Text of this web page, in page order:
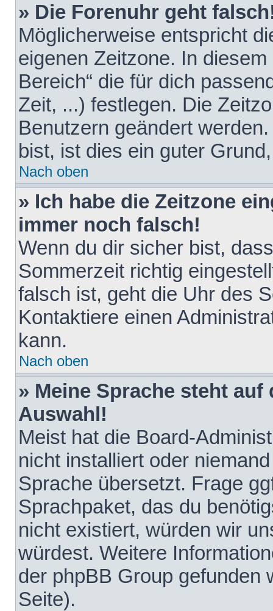
» Die Forenuhr geht
Möglicherweise entspricht
eigenen Zeitzone. In
Bereich“ die für dich
Zeit, ...) festlegen. Die
Benutzern geändert
bist, ist dies ein guter
Nach oben
» Ich habe die Zeitzone
immer noch falsch!
Wenn du dir sicher bist,
Sommerzeit richtig
falsch ist, geht die Uhr des
Kontaktiere einen
kann.
Nach oben
» Meine Sprache steht
Auswahl!
Meist hat die Board-
nicht installiert oder
Sprache übersetzt. Frage
Sprachpaket, das du
nicht existiert, würden wir
würdest. Weitere
der phpBB Group gefunden
Seite).